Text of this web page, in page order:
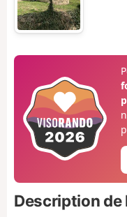
Description de